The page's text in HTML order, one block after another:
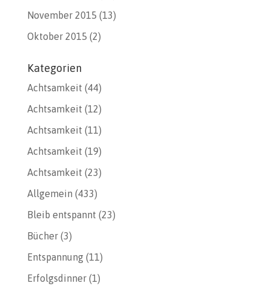
November 2015 (13)
Oktober 2015 (2)
Kategorien
Achtsamkeit (44)
Achtsamkeit (12)
Achtsamkeit (11)
Achtsamkeit (19)
Achtsamkeit (23)
Allgemein (433)
Bleib entspannt (23)
Bücher(3)
Entspannung(11)
Erfolgsdinner(1)